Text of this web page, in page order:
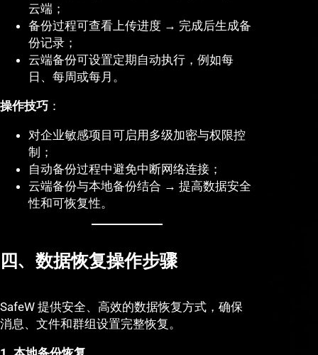
云端；
备份过程可查看上传进度 → 完成后生成备
份记录；
云端备份可设置定期自动执行，例如每
日、每周或每月。
操作技巧 ：
对企业敏感项目可启用多级加密与权限控
制；
自动备份过程中避免中断网络连接；
云端备份与本地备份结合 → 提高数据安全
性和可恢复性。
四、数据恢复操作步骤
SafeW 提供安全、高效的数据恢复方式，确保
消息、文件和群组设置完整恢复。